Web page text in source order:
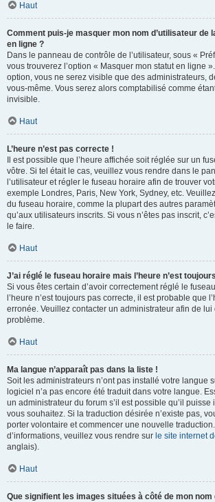
Haut
Comment puis-je masquer mon nom d’utilisateur de
en ligne ?
Dans le panneau de contrôle de l’utilisateur, sous «
vous trouverez l’option « Masquer mon statut en ligne
option, vous ne serez visible que des administrateurs,
vous-même. Vous serez alors comptabilisé comme
invisible.
Haut
L’heure n’est pas correcte !
Il est possible que l’heure affichée soit réglée sur un
vôtre. Si tel était le cas, veuillez vous rendre dans le
l’utilisateur et régler le fuseau horaire afin de trouver
exemple Londres, Paris, New York, Sydney, etc.
du fuseau horaire, comme la plupart des autres
qu’aux utilisateurs inscrits. Si vous n’êtes pas inscrit,
le faire.
Haut
J’ai réglé le fuseau horaire mais l’heure n’est
Si vous êtes certain d’avoir correctement réglé le
l’heure n’est toujours pas correcte, il est probable que
erronée. Veuillez contacter un administrateur afin de lui
problème.
Haut
Ma langue n’apparaît pas dans la liste !
Soit les administrateurs n’ont pas installé votre langue
logiciel n’a pas encore été traduit dans votre langue.
un administrateur du forum s’il est possible qu’il
vous souhaitez. Si la traduction désirée n’existe pas,
porter volontaire et commencer une nouvelle
d’informations, veuillez vous rendre sur le site internet
anglais).
Haut
Que signifient les images situées à côté de mon nom